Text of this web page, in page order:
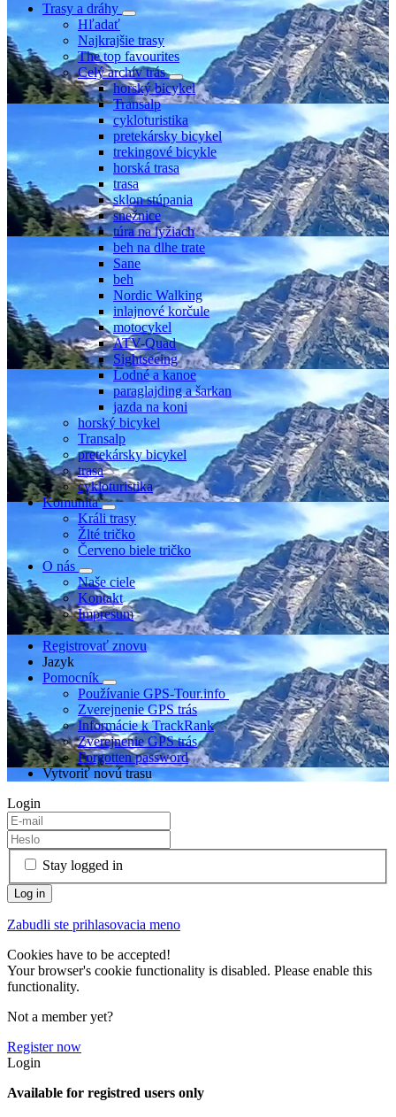
Trasy a dráhy
Hľadať
Najkrajšie trasy
The top favourites
Celý archív trás
horský bicykel
Transalp
cykloturistika
pretekársky bicykel
trekingové bicykle
horská trasa
trasa
sklon stúpania
snežnice
túra na lyžiach
beh na dlhe trate
Sane
beh
Nordic Walking
inlajnové korčule
motocykel
ATV-Quad
Sightseeing
Lodné a kanoe
paraglajding a šarkan
jazda na koni
horský bicykel
Transalp
pretekársky bicykel
trasa
cykloturistika
Komunita
Králi trasy
Žlté tričko
Červeno biele tričko
O nás
Naše ciele
Kontakt
Impresum
Registrovať znovu
Jazyk
Pomocník
Používanie GPS-Tour.info
Zverejnenie GPS trás
Informácie k TrackRank
Zverejnenie GPS trás
Forgotten password
Vytvoriť novú trasu
Login
Stay logged in
Zabudli ste prihlasovacia meno
Cookies have to be accepted!
Your browser's cookie functionality is disabled. Please enable this
functionality.
Not a member yet?
Register now
Login
Available for registred users only